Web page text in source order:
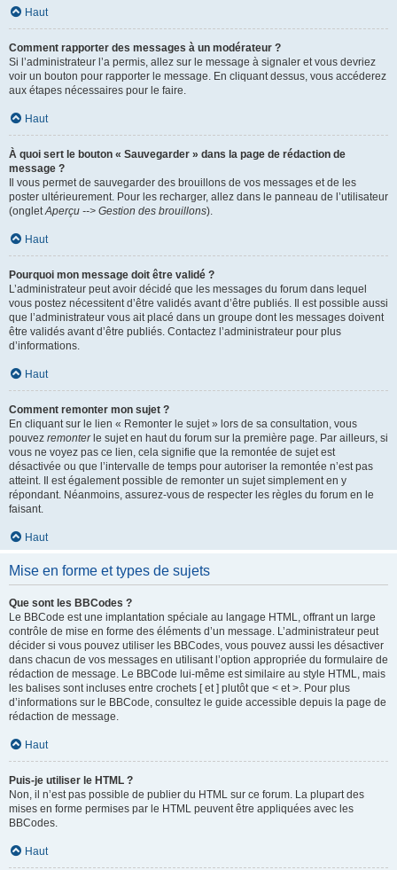
Haut
Comment rapporter des messages à un modérateur ?
Si l’administrateur l’a permis, allez sur le message à signaler et vous devriez
voir un bouton pour rapporter le message. En cliquant dessus, vous accéderez
aux étapes nécessaires pour le faire.
Haut
À quoi sert le bouton « Sauvegarder » dans la page de rédaction de
message ?
Il vous permet de sauvegarder des brouillons de vos messages et de les
poster ultérieurement. Pour les recharger, allez dans le panneau de l’utilisateur
(ongletAperçu --> Gestion des brouillons).
Haut
Pourquoi mon message doit être validé ?
L’administrateur peut avoir décidé que les messages du forum dans lequel
vous postez nécessitent d’être validés avant d’être publiés. Il est possible aussi
que l’administrateur vous ait placé dans un groupe dont les messages doivent
être validés avant d’être publiés. Contactez l’administrateur pour plus
d’informations.
Haut
Comment remonter mon sujet ?
En cliquant sur le lien « Remonter le sujet » lors de sa consultation, vous
pouvez remonterle sujet en haut du forum sur la première page. Par ailleurs, si
vous ne voyez pas ce lien, cela signifie que la remontée de sujet est
désactivée ou que l’intervalle de temps pour autoriser la remontée n’est pas
atteint. Il est également possible de remonter un sujet simplement en y
répondant. Néanmoins, assurez-vous de respecter les règles du forum en le
faisant.
Haut
Mise en forme et types de sujets
Que sont les BBCodes ?
Le BBCode est une implantation spéciale au langage HTML, offrant un large
contrôle de mise en forme des éléments d’un message. L’administrateur peut
décider si vous pouvez utiliser les BBCodes, vous pouvez aussi les désactiver
dans chacun de vos messages en utilisant l’option appropriée du formulaire de
rédaction de message. Le BBCode lui-même est similaire au style HTML, mais
les balises sont incluses entre crochets [ et ] plutôt que < et >. Pour plus
d’informations sur le BBCode, consultez le guide accessible depuis la page de
rédaction de message.
Haut
Puis-je utiliser le HTML ?
Non, il n’est pas possible de publier du HTML sur ce forum. La plupart des
mises en forme permises par le HTML peuvent être appliquées avec les
BBCodes.
Haut